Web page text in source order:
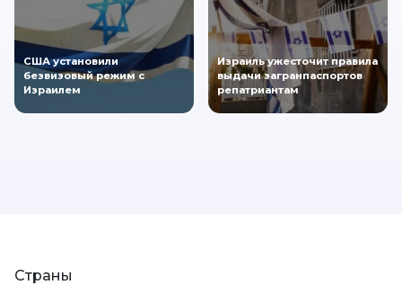
США установили
безвизовый режим с
Израилем
Израиль ужесточит правила
выдачи загранпаспортов
репатриантам
Страны